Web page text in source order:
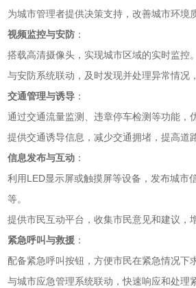
为城市管理者提供决策支持，改善城市环境
视频监控与安防 ：
搭载高清摄像头，实现城市区域的实时监控。
与安防系统联动，及时发现并处理异常情况
交通管理与诱导 ：
通过交通流量监测、违章停车检测等功能，
提供交通诱导信息，减少交通拥堵，提高道
信息发布与互动 ：
利用LED显示屏或触摸屏等设备，发布城市
等。
提供市民互动平台，收集市民意见和建议，
紧急呼叫与救援 ：
配备紧急呼叫按钮，方便市民在紧急情况下
与城市应急管理系统联动，快速响应和处理